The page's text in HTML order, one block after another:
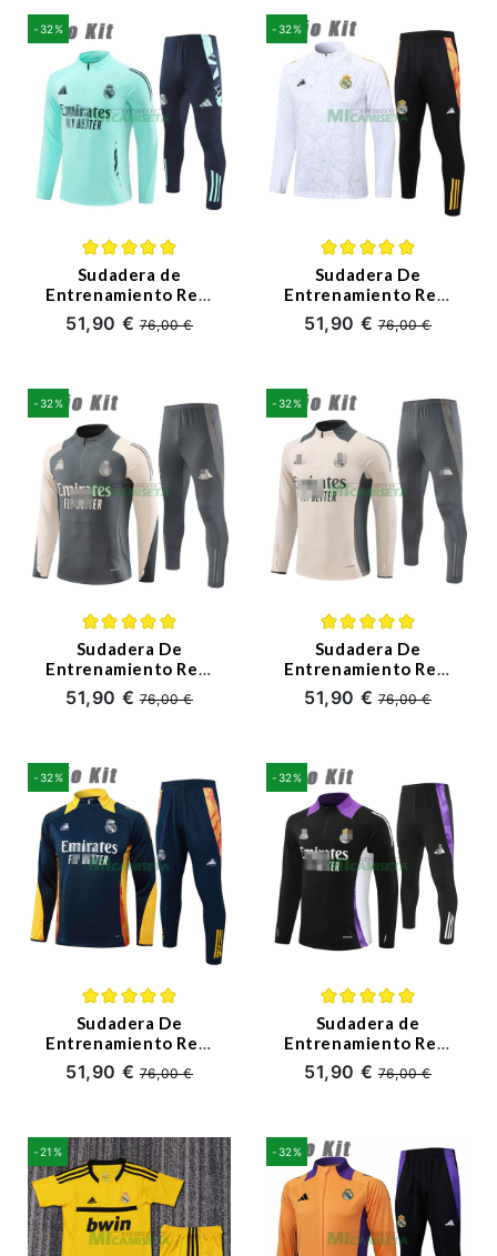
-32%
Sudadera de
Entrenamiento Real
Madrid 2024/2025
Niño Kit Aquamarine
51,90 €76,00 €
-32%
Sudadera De
Entrenamiento Real
Madrid 2024/2025
Niño Kit Blanco/Gris
51,90 €76,00 €
-32%
Sudadera De
Entrenamiento Real
Madrid 2024/2025
Niño Kit Gris/Caqui
51,90 €76,00 €
-32%
Sudadera De
Entrenamiento Real
Madrid 2024/2025
Niño Kit Caqui/Gris
51,90 €76,00 €
-32%
Sudadera De
Entrenamiento Real
Madrid 2024/2025
Niño Kit Azul
51,90 €76,00 €
-32%
Sudadera de
Entrenamiento Real
Madrid 2024/2025
Niño Kit
51,90 €76,00 €
-21% -32%